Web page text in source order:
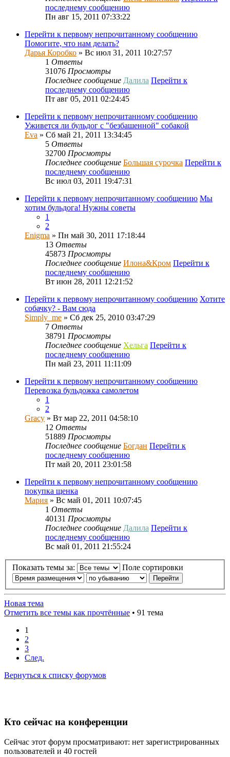
последнему сообщению
Пн авг 15, 2011 07:33:22
Перейти к первому непрочитанному сообщению
Помогите, что нам делать?
Дарья Коробко » Вс июл 31, 2011 10:27:57
1 Ответы
31076 Просмотры
Последнее сообщение Далила Перейти к
последнему сообщению
Пт авг 05, 2011 02:24:45
Перейти к первому непрочитанному сообщению
Уживется ли бульдог с "безбашенной" собакой
Eva » Сб май 21, 2011 13:34:45
5 Ответы
32700 Просмотры
Последнее сообщение Большая сурочка Перейти к
последнему сообщению
Вс июл 03, 2011 19:47:31
Перейти к первому непрочитанному сообщению Мы
хотим бульдога! Нужны советы
1
2
Enigma » Пн май 30, 2011 17:18:44
13 Ответы
45873 Просмотры
Последнее сообщение Илона&Кром Перейти к
последнему сообщению
Вт июн 28, 2011 12:21:52
Перейти к первому непрочитанному сообщению Хотите
собачку? - Вам сюда
Simply_me » Сб дек 25, 2010 03:47:29
7 Ответы
38791 Просмотры
Последнее сообщение Хельга Перейти к
последнему сообщению
Пн май 23, 2011 11:11:09
Перейти к первому непрочитанному сообщению
Перевозка бульдожка самолетом
1
2
Gracy » Вт мар 22, 2011 04:58:10
12 Ответы
51889 Просмотры
Последнее сообщение Богдан Перейти к
последнему сообщению
Пт май 20, 2011 23:01:58
Перейти к первому непрочитанному сообщению
покупка щенка
Мария » Вс май 01, 2011 10:07:45
1 Ответы
40131 Просмотры
Последнее сообщение Далила Перейти к
последнему сообщению
Вс май 01, 2011 21:55:24
Показать темы за: Поле сортировки
Новая тема
Отметить все темы как прочтённые • 91 тема
1
2
3
След.
Вернуться к списку форумов
Кто сейчас на конференции
Сейчас этот форум просматривают: нет зарегистрированных
пользователей и 40 гостей